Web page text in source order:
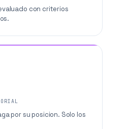
con criterios
por su posicion. Solo los